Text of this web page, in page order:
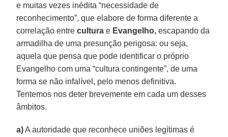
e muitas vezes inédita “necessidade de
reconhecimento”, que elabore de forma diferente a
correlação entrecultura e Evangelho, escapando da
armadilha de uma presunção perigosa: ou seja,
aquela que pensa que pode identificar o próprio
Evangelho com uma “cultura contingente”, de uma
forma se não infalível, pelo menos definitiva.
Tentemos nos deter brevemente em cada um desses
âmbitos.
a)A autoridade que reconhece uniões legítimas é